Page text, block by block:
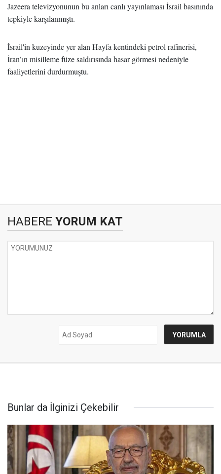
Jazeera televizyonunun bu anları canlı yayınlaması İsrail basınında
tepkiyle karşılanmıştı.
İsrail'in kuzeyinde yer alan Hayfa kentindeki petrol rafinerisi,
İran’ın misilleme füze saldırısında hasar görmesi nedeniyle
faaliyetlerini durdurmuştu.
HABERE YORUM KAT
Bunlar da İlginizi Çekebilir